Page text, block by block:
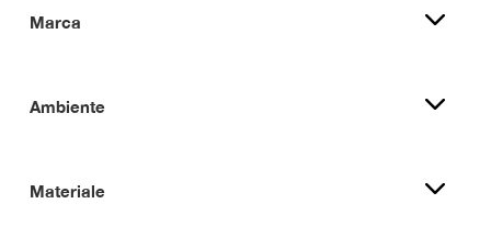
Marca
Ambiente
Materiale